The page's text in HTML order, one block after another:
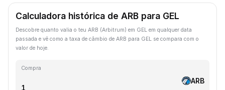
Calculadora histórica de ARB para GEL
Descobre quanto valia o teu ARB (Arbitrum) em GEL em qualquer data
passada e vê como a taxa de câmbio de ARB para GEL se compara com o
valor de hoje.
Compra
ARB